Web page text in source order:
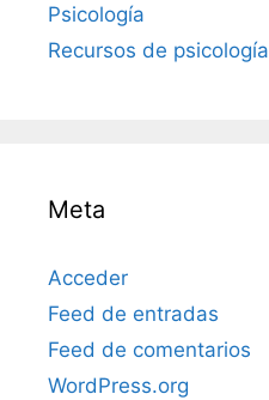
Psicología
Recursos de psicología
Meta
Acceder
Feed de entradas
Feed de comentarios
WordPress.org